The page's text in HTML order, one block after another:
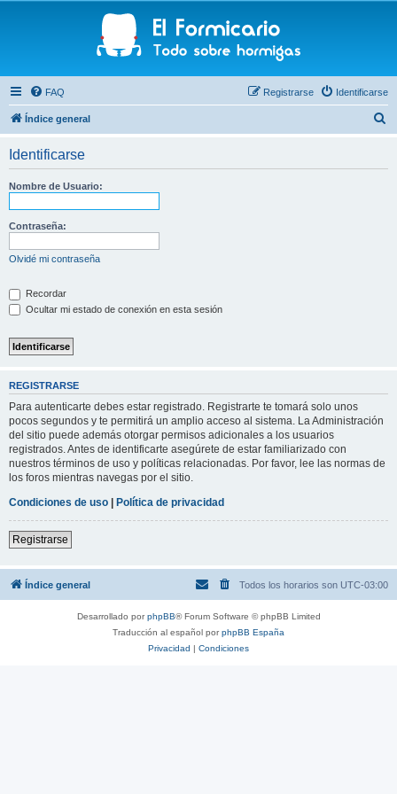
FAQ Identificarse
Registrarse
Índice general
Identificarse
Nombre de Usuario:
Contraseña:
Olvidé mi contraseña
Recordar
Ocultar mi estado de conexión en esta sesión
REGISTRARSE
Para autenticarte debes estar registrado. Registrarte te tomará solo unos
pocos segundos y te permitirá un amplio acceso al sistema. La Administración
del sitio puede además otorgar permisos adicionales a los usuarios
registrados. Antes de identificarte asegúrete de estar familiarizado con
nuestros términos de uso y políticas relacionadas. Por favor, lee las normas de
los foros mientras navegas por el sitio.
Condiciones de uso | Política de privacidad
Registrarse
Índice general Todos los horarios son UTC-03:00
Desarrollado porphpBB® Forum Software © phpBB Limited
Traducción al español porphpBB España
Privacidad | Condiciones